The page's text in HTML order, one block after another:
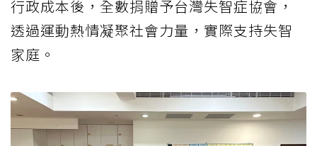
行政成本後，全數捐贈予台灣失智症協會，
透過運動熱情凝聚社會力量，實際支持失智
家庭。